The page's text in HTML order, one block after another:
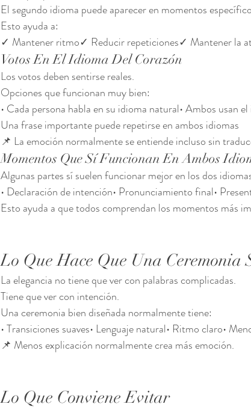
El segundo idioma puede aparecer en momentos
Esto ayuda a:
✓ Mantener ritmo✓ Reducir repeticiones✓ Mantener la
Votos En El Idioma Del Corazón
Los votos deben sentirse reales.
Opciones que funcionan muy bien:
• Cada persona habla en su idioma natural• Ambos usan
Una frase importante puede repetirse en ambos idiomas
📌 La emoción normalmente se entiende incluso sin
Momentos Que Sí Funcionan En Ambos
Algunas partes sí suelen funcionar mejor en los dos
• Declaración de intención• Pronunciamiento final•
Esto ayuda a que todos comprendan los momentos más
Lo Que Hace Que Una Ceremonia
La elegancia no tiene que ver con palabras complicadas.
Tiene que ver con intención.
Una ceremonia bien diseñada normalmente tiene:
• Transiciones suaves• Lenguaje natural• Ritmo claro•
📌 Menos explicación normalmente crea más emoción.
Lo Que Conviene Evitar